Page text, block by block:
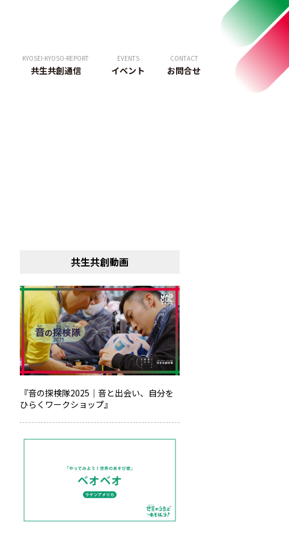
KYOSEI-KYOSO-REPORT
共生共創通信
EVENTS
イベント
CONTACT
お問合せ
共生共創動画
『音の探検隊2025｜音と出会い、自分を
ひらくワークショップ』